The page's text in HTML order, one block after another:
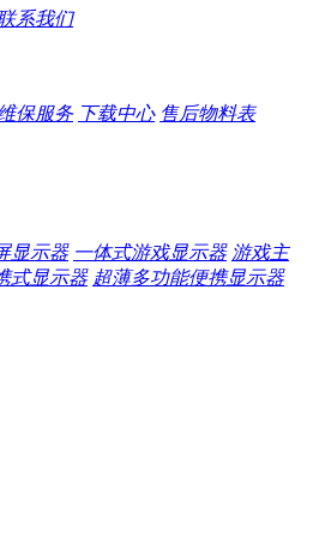
系我们
保服务 下载中心 售后物料表
显示器 一体式游戏显示器 游戏主
式显示器 超薄多功能便携显示器